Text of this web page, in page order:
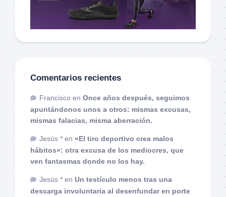
Comentarios recientes
Francisco en Once años después, seguimos
apuntándonos unos a otros: mismas excusas,
mismas falacias, misma aberración.
Jesús * en «El tiro deportivo crea malos
hábitos»: otra excusa de los mediocres, que
ven fantasmas donde no los hay.
Jesús * en Un testículo menos tras una
descarga involuntaria al desenfundar en porte